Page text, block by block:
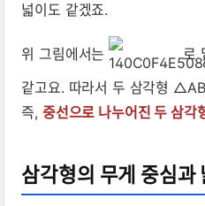
넓이도 같겠죠.
위 그림에서는
로
같고요. 따라서 두 삼각형
즉, 중선으로 나누어진 두 삼각
삼각형의 무게 중심과